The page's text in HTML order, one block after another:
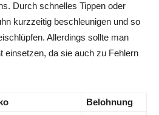
Durch schnelles Tippen oder
kurzzeitig beschleunigen und so
Allerdings sollte man
einsetzen, da sie auch zu Fehlern
Belohnung